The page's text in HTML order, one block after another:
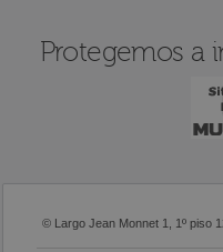
Protegemos a
© Largo Jean Monnet 1, 1º piso